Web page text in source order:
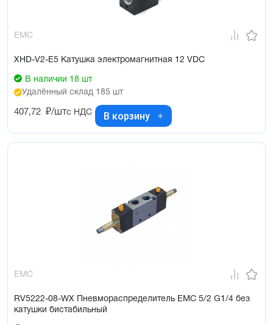
EMC
XHD-V2-E5 Катушка электромагнитная 12 VDC
В наличии 18 шт
Удалённый склад 185 шт
407,72 ₽/штс НДС В корзину
EMC
RV5222-08-WX Пневмораспределитель EMC 5/2 G1/4 без
катушки бистабильный